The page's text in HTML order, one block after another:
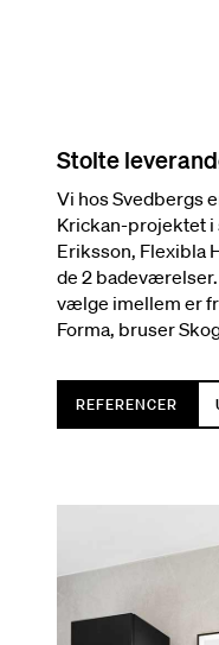
Stolte
Vi hos Svedbergs
Krickan-projektet i
Eriksson, Flexibla
de 2
vælge imellem er
Forma, bruser
REFERENCER